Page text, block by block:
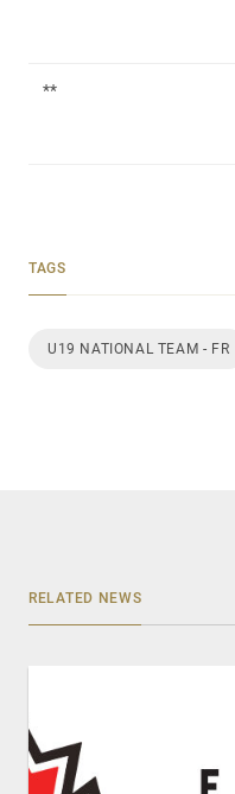
**
TAGS
U19 NATIONAL TEAM - FR
RELATED NEWS